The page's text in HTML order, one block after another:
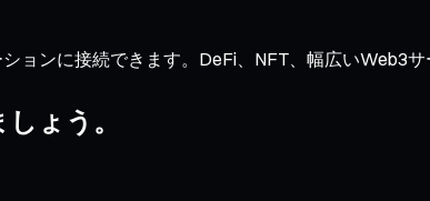
ョンに接続できます。DeFi、NFT、幅広いWeb3
ょう。